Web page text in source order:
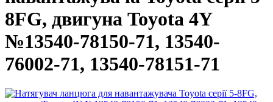
8FG, двигуна Toyota 4Y
№13540-78150-71, 13540-
76002-71, 13540-78151-71